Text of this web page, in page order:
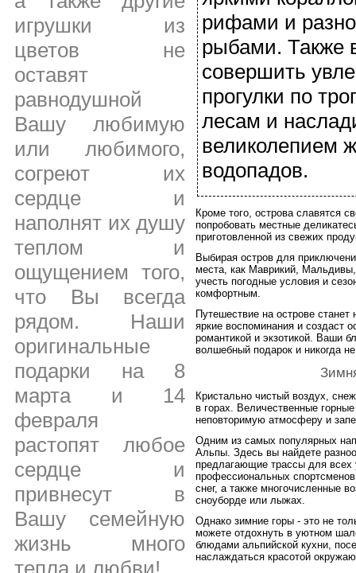
игрушки из
цветов не
оставят
равнодушной
Вашу любимую
или любимого,
согреют их
сердце и
наполнят их душу
теплом и
ощущением того,
что Вы всегда
рядом. Наши
оригинальные
подарки на 8
марта и 14
февраля
растопят любое
сердце и
привнесут в
Вашу семейную
жизнь много
тепла и любви!
рифами и
рыбами. Также
совершить
прогулки по
лесам и
великолепием
водопадов.
Кроме того, острова славятся
попробовать местные
приготовленной из свежих
Выбирая остров для
места, как Маврикий,
учесть погодные условия и
комфортным.
Путешествие на острове
яркие воспоминания и создаст
романтикой и экзотикой. Ваши
волшебный подарок и никогда
Кристально чистый воздух,
в горах. Величественные
неповторимую атмосферу и
Одним из самых популярных
Альпы. Здесь вы найдете
предлагающие трассы для всех
профессиональных
снег, а также многочисленные
сноуборде или лыжах.
Однако зимние горы - это не
можете отдохнуть в уютном
блюдами альпийской кухни,
наслаждаться красотой